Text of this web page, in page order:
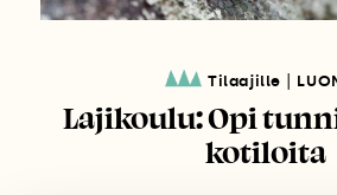
Tilaajille
Lajikoulu: Opi
kotiloita